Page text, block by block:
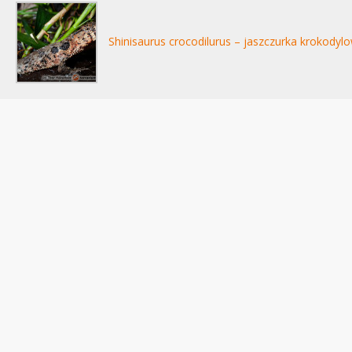
Shinisaurus crocodilurus – jaszczurka